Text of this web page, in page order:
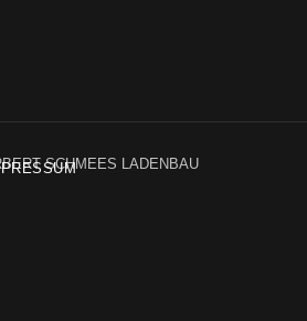
SCHMEES LADENBAU